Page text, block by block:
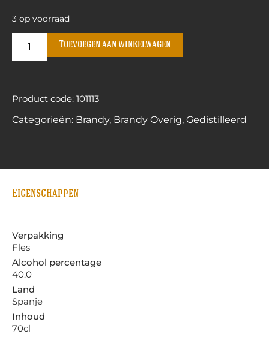
3 op voorraad
Toevoegen aan winkelwagen
Product code: 101113
Categorieën: Brandy, Brandy Overig, Gedistilleerd
Eigenschappen
Verpakking
Fles
Alcohol percentage
40.0
Land
Spanje
Inhoud
70cl